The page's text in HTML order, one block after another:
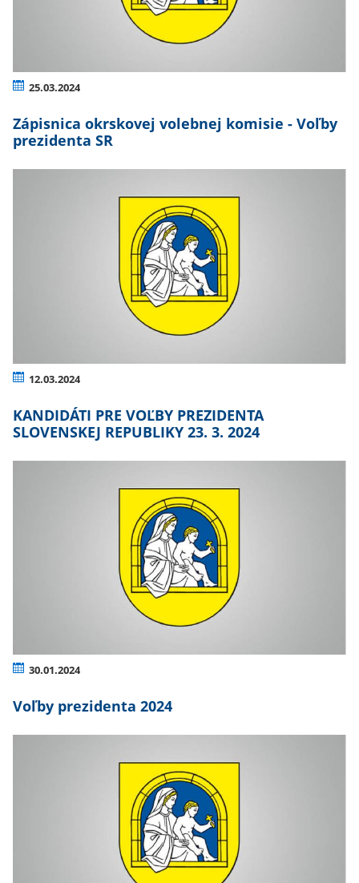
25.03.2024
Zápisnica okrskovej volebnej komisie - Voľby
prezidenta SR
12.03.2024
KANDIDÁTI PRE VOĽBY PREZIDENTA
SLOVENSKEJ REPUBLIKY 23. 3. 2024
30.01.2024
Voľby prezidenta 2024